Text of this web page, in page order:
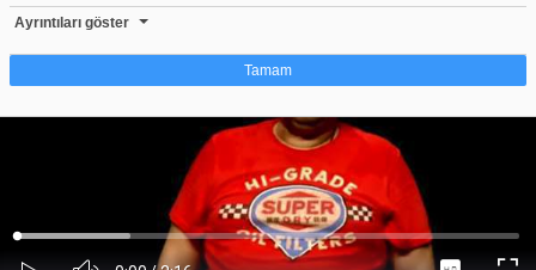
Ayrıntıları göster
Tamam
Çerezler, web-sitelerinin, kullanıcıların deneyimlerini daha verimli hale getirmek
amacıyla kullandığı küçük metin dosyalarıdır. Yasalara göre, bu sitenin
işletilmesi için kesinlikle gerekli olan çerezleri cihazınıza yerleştirebiliyoruz.
Diğer çerez türleri için sizden izin almamız gerekiyor. Bu site farklı çerez türleri
kullanmaktadır. Bazı çerezler, sayfalarımızda yer alan üçüncü şahıs hizmetleri
tarafından yerleştirilir. İzniniz şu alanlar için geçerlidir: web.tv
Ses
Yüklendi:
Yükleniyor: